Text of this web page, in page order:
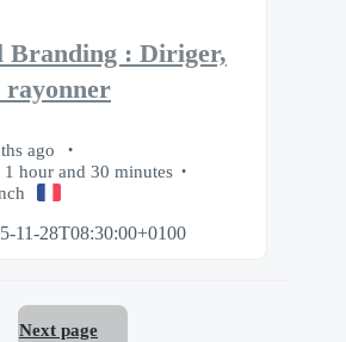
Branding : Diriger,
ago
hour and 30 minutes
11-28T08:30:00+0100
Next page